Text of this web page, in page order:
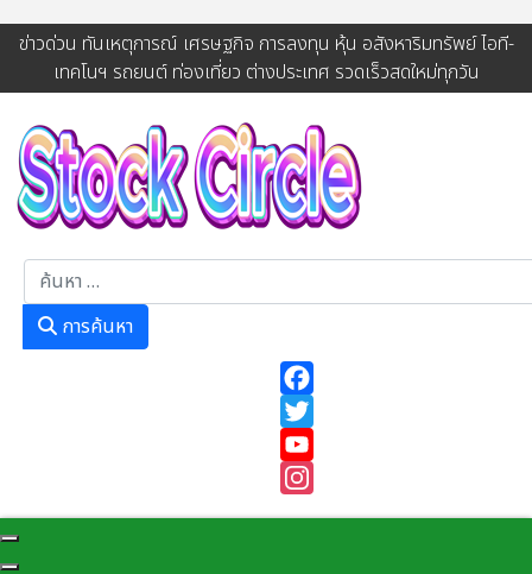
ข่าวด่วน ทันเหตุการณ์ เศรษฐกิจ การลงทุน หุ้น อสังหาริมทรัพย์ ไอที-
เทคโนฯ รถยนต์ ท่องเที่ยว ต่างประเทศ รวดเร็วสดใหม่ทุกวัน
การค้นหา
Instagram